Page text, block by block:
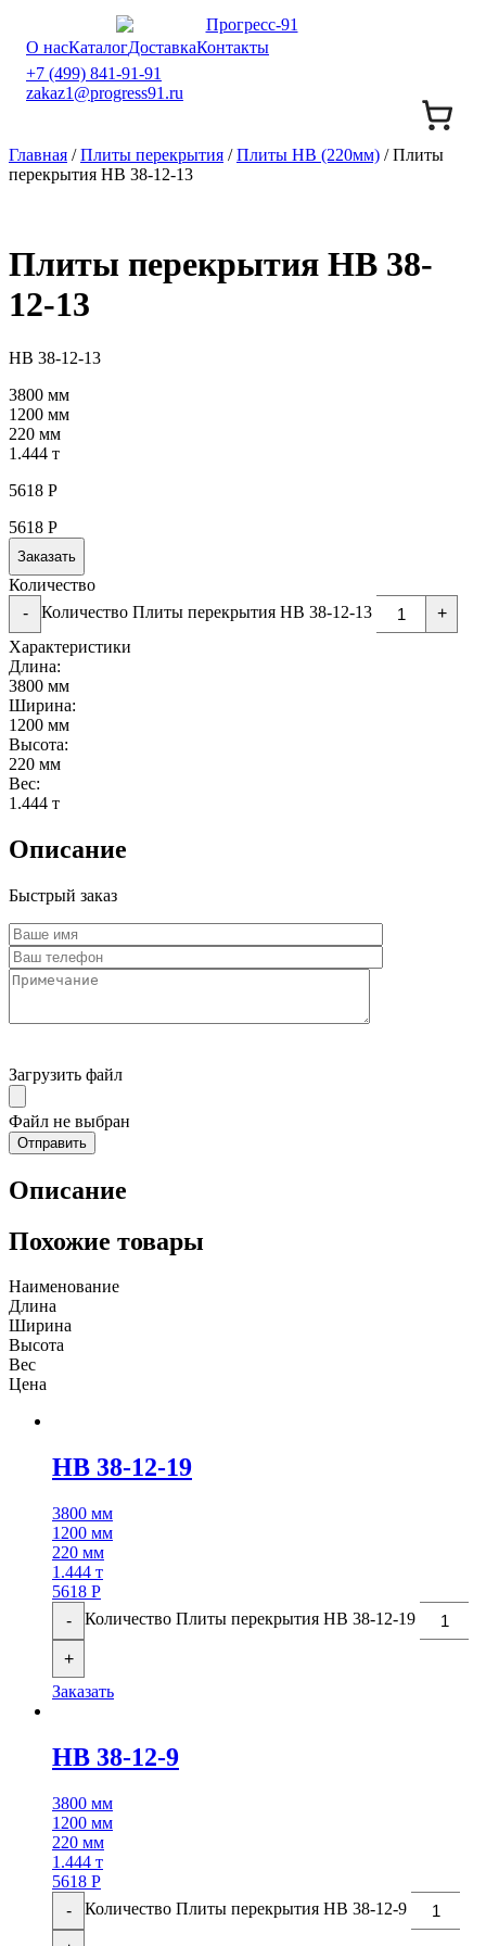
О насКаталогДоставкаКонтакты
+7 (499) 841-91-91
zakaz1@progress91.ru
Главная /Плиты перекрытия /Плиты НВ (220мм) / Плиты
перекрытия НВ 38-12-13
Плиты перекрытия НВ 38-
12-13
НВ 38-12-13
3800 мм
1200 мм
220 мм
1.444 т
5618 Р
5618 Р
Заказать
Количество
-
Количество Плиты перекрытия НВ 38-12-13
+
Характеристики
Длина:
3800 мм
Ширина:
1200 мм
Высота:
220 мм
Вес:
1.444 т
Описание
Быстрый заказ
Загрузить файл
Файл не выбран
Описание
Похожие товары
Наименование
Длина
Ширина
Высота
Вес
Цена
НВ 38-12-19
3800 мм
1200 мм
220 мм
1.444 т
5618 Р
-
Количество Плиты перекрытия НВ 38-12-19
+
Заказать
НВ 38-12-9
3800 мм
1200 мм
220 мм
1.444 т
5618 Р
-
Количество Плиты перекрытия НВ 38-12-9